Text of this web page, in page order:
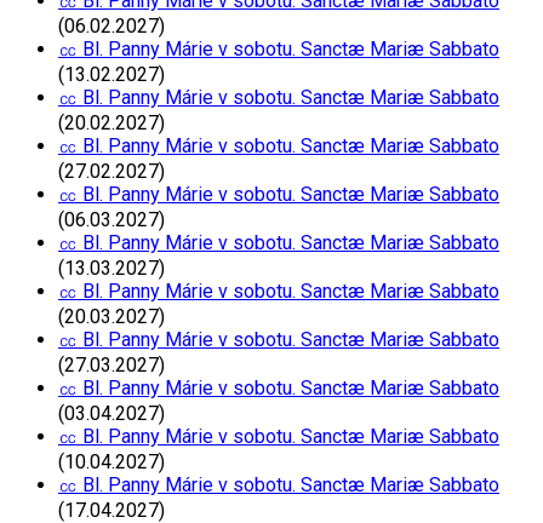
(06.02.2027)
㏄ Bl. Panny Márie v sobotu. Sanctæ Mariæ Sabbato
(13.02.2027)
㏄ Bl. Panny Márie v sobotu. Sanctæ Mariæ Sabbato
(20.02.2027)
㏄ Bl. Panny Márie v sobotu. Sanctæ Mariæ Sabbato
(27.02.2027)
㏄ Bl. Panny Márie v sobotu. Sanctæ Mariæ Sabbato
(06.03.2027)
㏄ Bl. Panny Márie v sobotu. Sanctæ Mariæ Sabbato
(13.03.2027)
㏄ Bl. Panny Márie v sobotu. Sanctæ Mariæ Sabbato
(20.03.2027)
㏄ Bl. Panny Márie v sobotu. Sanctæ Mariæ Sabbato
(27.03.2027)
㏄ Bl. Panny Márie v sobotu. Sanctæ Mariæ Sabbato
(03.04.2027)
㏄ Bl. Panny Márie v sobotu. Sanctæ Mariæ Sabbato
(10.04.2027)
㏄ Bl. Panny Márie v sobotu. Sanctæ Mariæ Sabbato
(17.04.2027)